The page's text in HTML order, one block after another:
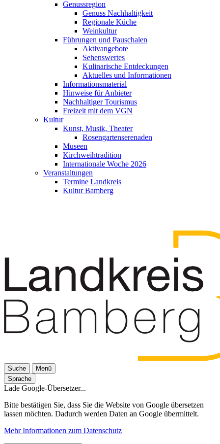
Genussregion
Genuss Nachhaltigkeit
Regionale Küche
Weinkultur
Führungen und Pauschalen
Aktivangebote
Sehenswertes
Kulinarische Entdeckungen
Aktuelles und Informationen
Informationsmaterial
Hinweise für Anbieter
Nachhaltiger Tourismus
Freizeit mit dem VGN
Kultur
Kunst, Musik, Theater
Rosengartenserenaden
Museen
Kirchweihtradition
Internationale Woche 2026
Veranstaltungen
Termine Landkreis
Kultur Bamberg
Suche
Menü
Sprache
Lade Google-Übersetzer...
Bitte bestätigen Sie, dass Sie die Website von Google übersetzen
lassen möchten. Dadurch werden Daten an Google übermittelt.
Mehr Informationen zum Datenschutz